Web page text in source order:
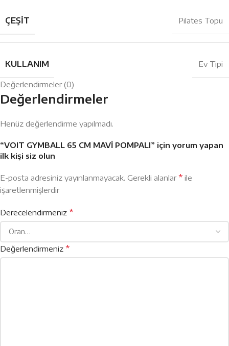
ÇEŞIT Pilates Topu
KULLANIM Ev Tipi
Değerlendirmeler (0)
Değerlendirmeler
Henüz değerlendirme yapılmadı.
“VOIT GYMBALL 65 CM MAVİ POMPALI” için yorum yapan
ilk kişi siz olun
E-posta adresiniz yayınlanmayacak. Gerekli alanlar* ile
işaretlenmişlerdir
Derecelendirmeniz *
Değerlendirmeniz *